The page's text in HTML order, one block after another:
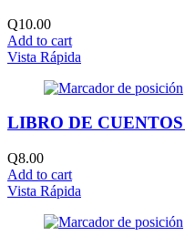
Q10.00
Add to cart
Vista Rápida
LIBRO DE
Q8.00
Add to cart
Vista Rápida